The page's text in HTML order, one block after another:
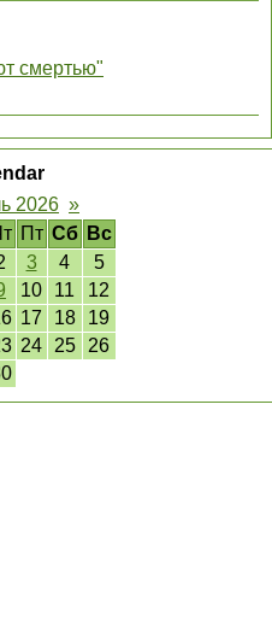
смертью"
2026 »
Пт Сб
Вс
3 4
5
10 11
12
17 18
19
24 25
26